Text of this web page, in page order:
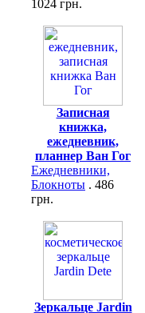
1024 грн.
Записная
книжка,
ежедневник,
планнер Ван Гог
Ежедневники,
Блокноты . 486
грн.
Зеркальце Jardin